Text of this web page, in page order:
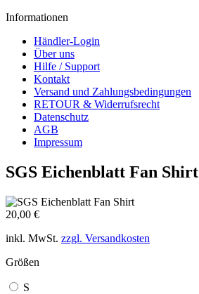
Informationen
Händler-Login
Über uns
Hilfe / Support
Kontakt
Versand und Zahlungsbedingungen
RETOUR & Widerrufsrecht
Datenschutz
AGB
Impressum
SGS Eichenblatt Fan Shirt
20,00 €
inkl. MwSt. zzgl. Versandkosten
Größen
S